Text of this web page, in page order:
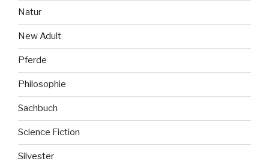
Natur
New Adult
Pferde
Philosophie
Sachbuch
Science Fiction
Silvester